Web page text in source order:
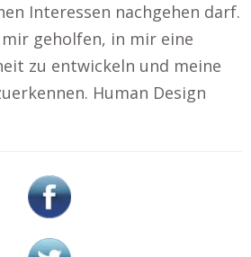
Interessen nachgehen darf.
mir geholfen, in mir eine
zu entwickeln und meine
Human Design